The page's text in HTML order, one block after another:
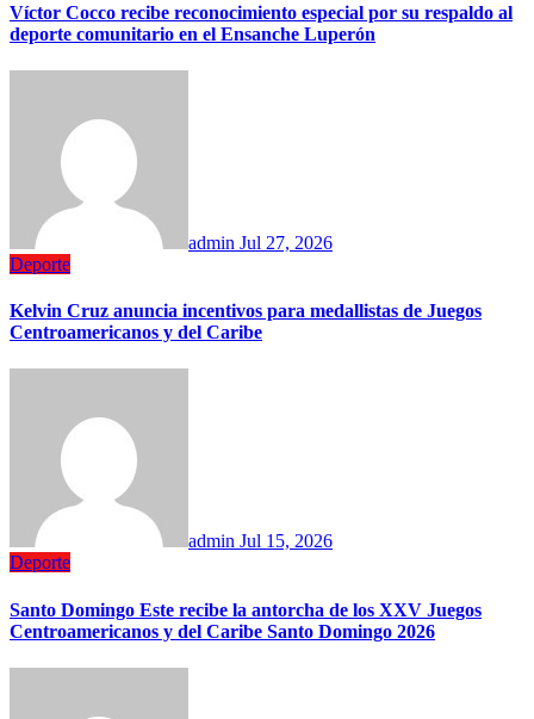
Víctor Cocco recibe reconocimiento especial por su respaldo al
deporte comunitario en el Ensanche Luperón
admin Jul 27, 2026
Deporte
Kelvin Cruz anuncia incentivos para medallistas de Juegos
Centroamericanos y del Caribe
admin Jul 15, 2026
Deporte
Santo Domingo Este recibe la antorcha de los XXV Juegos
Centroamericanos y del Caribe Santo Domingo 2026